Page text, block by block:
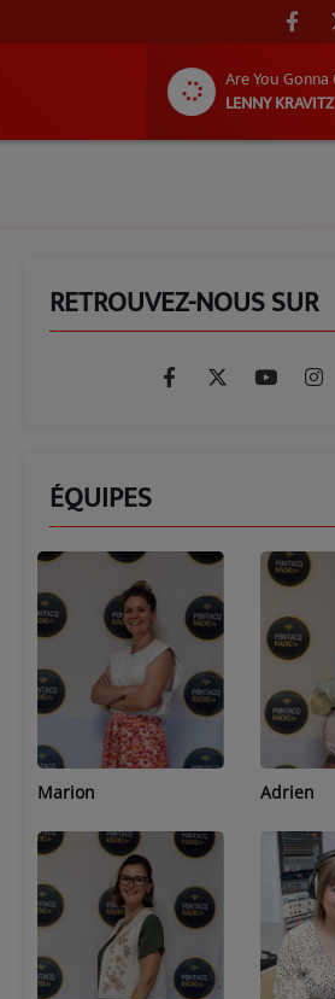
LENNY KRAVITZ
RETROUVEZ-NOUS SUR
ÉQUIPES
Adrien Lucas